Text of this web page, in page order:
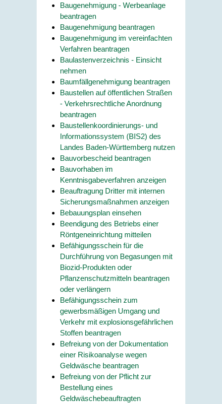
Baugenehmigung - Werbeanlage
beantragen
Baugenehmigung beantragen
Baugenehmigung im vereinfachten
Verfahren beantragen
Baulastenverzeichnis - Einsicht
nehmen
Baumfällgenehmigung beantragen
Baustellen auf öffentlichen Straßen
- Verkehrsrechtliche Anordnung
beantragen
Baustellenkoordinierungs- und
Informationssystem (BIS2) des
Landes Baden-Württemberg nutzen
Bauvorbescheid beantragen
Bauvorhaben im
Kenntnisgabeverfahren anzeigen
Beauftragung Dritter mit internen
Sicherungsmaßnahmen anzeigen
Bebauungsplan einsehen
Beendigung des Betriebs einer
Röntgeneinrichtung mitteilen
Befähigungsschein für die
Durchführung von Begasungen mit
Biozid-Produkten oder
Pflanzenschutzmitteln beantragen
oder verlängern
Befähigungsschein zum
gewerbsmäßigen Umgang und
Verkehr mit explosionsgefährlichen
Stoffen beantragen
Befreiung von der Dokumentation
einer Risikoanalyse wegen
Geldwäsche beantragen
Befreiung von der Pflicht zur
Bestellung eines
Geldwäschebeauftragten